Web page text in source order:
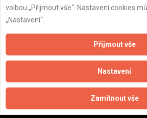
Důležité
Zpracování a ochrana
Zásady pro používání
Obchodní podmínky
volbou „Přijmout vše“. Nastavení cookies
„Nastavení“.
Přijmout vše
Nastavení
Zamítnout vše